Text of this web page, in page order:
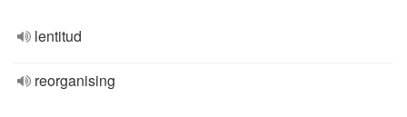
lentitud
reorganising